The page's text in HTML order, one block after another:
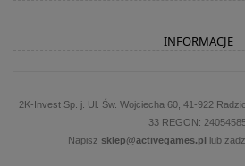
INFORMACJE
2K-Invest Sp. j. Ul. Św. Wojciecha 60, 41-922
33 REGON:
Napisz sklep@activegames.pl lub